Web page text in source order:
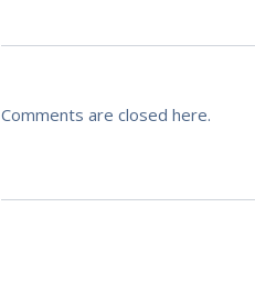
Comments are closed here.